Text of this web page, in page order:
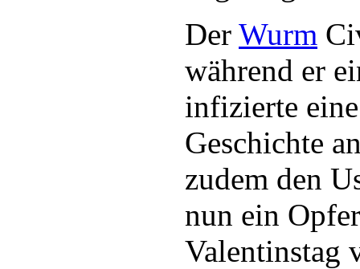
Der Wurm
während er
infizierte
Geschichte
zudem den
nun ein
Valentinstag